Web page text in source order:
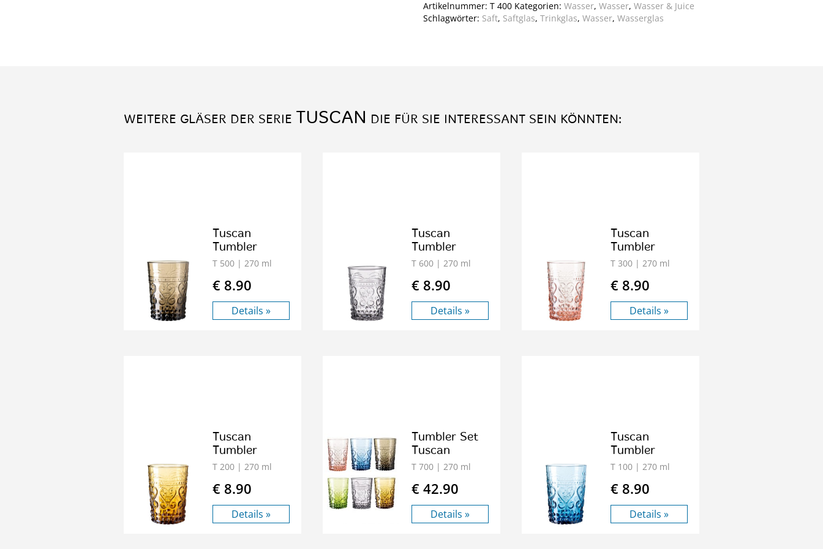
Artikelnummer: T 400 Kategorien: Wasser, Wasser, Wasser & Juice
Schlagwörter: Saft, Saftglas, Trinkglas, Wasser, Wasserglas
WEITERE GLÄSER DER SERIE TUSCAN DIE FÜR SIE INTERESSANT SEIN KÖNNTEN:
Tuscan
Tumbler
T 500 | 270 ml
€ 8.90
Details »
Tuscan
Tumbler
T 600 | 270 ml
€ 8.90
Details »
Tuscan
Tumbler
T 300 | 270 ml
€ 8.90
Details »
Tuscan
Tumbler
T 200 | 270 ml
€ 8.90
Details »
Tumbler Set
Tuscan
T 700 | 270 ml
€ 42.90
Details »
Tuscan
Tumbler
T 100 | 270 ml
€ 8.90
Details »